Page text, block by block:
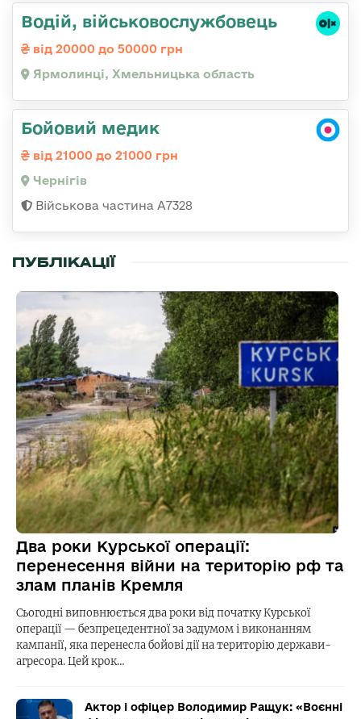
Водій, військовослужбовець
від 20000 до 50000 грн
Ярмолинці, Хмельницька область
Бойовий медик
від 21000 до 21000 грн
Чернігів
Військова частина А7328
ПУБЛІКАЦІЇ
Два роки Курської операції:
перенесення війни на територію рф та
злам планів Кремля
Сьогодні виповнюється два роки від початку Курської
операції — безпрецедентної за задумом і виконанням
кампанії, яка перенесла бойові дії на територію держави-
агресора. Цей крок…
Актор і офіцер Володимир Ращук: «Воєнні